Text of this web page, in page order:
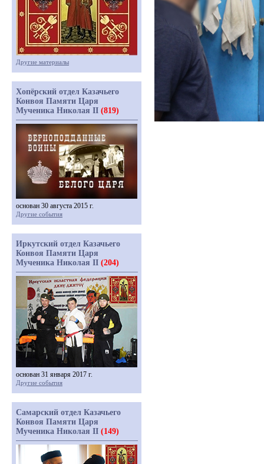
Другие материалы
Хопёрский отдел Казачьего
Конвоя Памяти Царя
Мученика Николая II (819)
основан 30 августа 2015 г.
Другие события
Иркутский отдел Казачьего
Конвоя Памяти Царя
Мученика Николая II (204)
основан 31 января 2017 г.
Другие события
Самарский отдел Казачьего
Конвоя Памяти Царя
Мученика Николая II (149)